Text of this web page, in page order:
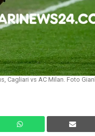
Cagliari vs AC Milan. Foto